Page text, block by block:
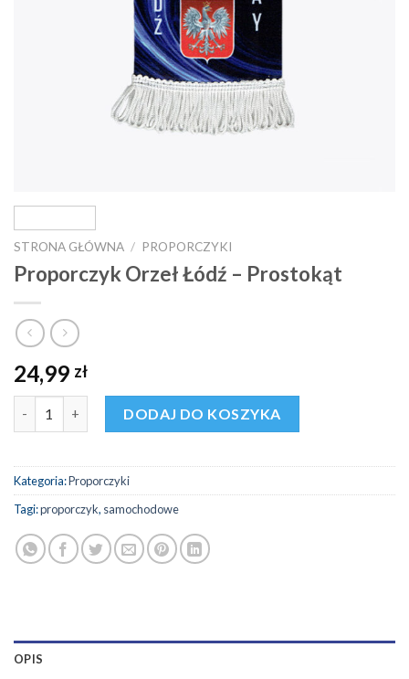
STRONA GŁÓWNA / PROPORCZYKI
Proporczyk Orzeł Łódź – Prostokąt
24,99 zł
DODAJ DO KOSZYKA
Kategoria:Proporczyki
Tagi:proporczyk, samochodowe
OPIS